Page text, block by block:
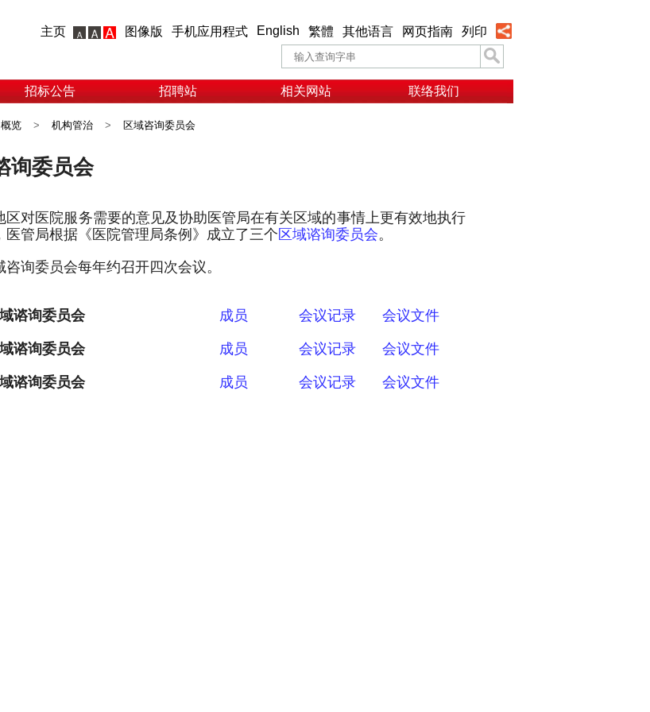
主页 图像版 手机应用程式 English 繁體 其他语言 网页指南 列印
招标公告 招聘站 相关网站 联络我们
概览 > 机构管治 > 区域咨询委员会